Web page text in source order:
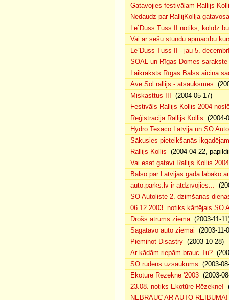
Gatavojies festivālam Rallijs
Nedaudz par RallijKollja
Le`Duss Tuss II notiks, kolīdz
Vai ar sešu stundu apmācību
Le`Duss Tuss II - jau 5.
SOAL un Rīgas Domes
Laikraksts Rīgas Balss aicina
Ave Sol rallijs - atsauksmes
Miskasttus III
(2004-05-17)
Festivāls Rallijs Kollis 2004
Reģistrācija Rallijs Kollis (2004-
Hydro Texaco Latvija un SO
Sākusies pieteikšanās
Rallijs Kollis (2004-04-22,
Vai esat gatavi Rallijs Kollis
Balso par Latvijas gada labāko
auto.parks.lv ir atdzīvojies...
SO Autoliste 2. dzimšanas
06.12.2003. notiks kārtējais SO
Drošs ātrums ziemā(2003-11-
Sagatavo auto ziemai (2003-11-
Pieminot Disastry (2003-10-28)
Ar kādām riepām brauc Tu?
SO rudens uzsaukums (2003-
Ekotūre Rēzekne '2003 (2003-
23.08. notiks Ekotūre Rēzekne!
NEBRAUC AR AUTO REIBUMĀ!